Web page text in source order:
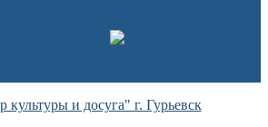
и досуга" г. Гурьевск